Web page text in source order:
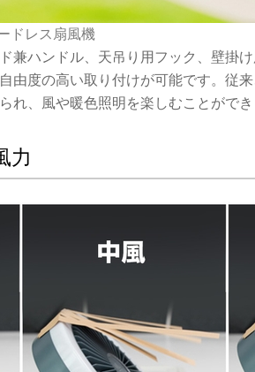
ドレス扇風機
兼ハンドル、天吊り用フック、壁掛
由度の高い取り付けが可能です。従
れ、風や暖色照明を楽しむことができ
力